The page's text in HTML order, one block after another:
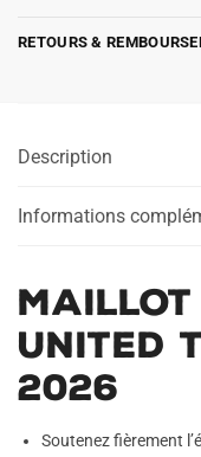
RETOURS &
Description
Informations
Maillot
United
2026
Soutenez fièrement